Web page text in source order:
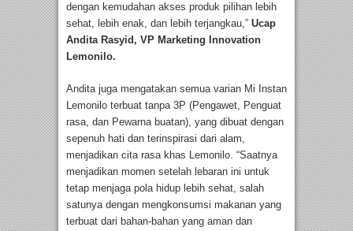
dengan kemudahan akses produk pilihan lebih
sehat, lebih enak, dan lebih terjangkau,” Ucap
Andita Rasyid, VP Marketing Innovation
Lemonilo.
Andita juga mengatakan semua varian Mi Instan
Lemonilo terbuat tanpa 3P (Pengawet, Penguat
rasa, dan Pewarna buatan), yang dibuat dengan
sepenuh hati dan terinspirasi dari alam,
menjadikan cita rasa khas Lemonilo. “Saatnya
menjadikan momen setelah lebaran ini untuk
tetap menjaga pola hidup lebih sehat, salah
satunya dengan mengkonsumsi makanan yang
terbuat dari bahan-bahan yang aman dan